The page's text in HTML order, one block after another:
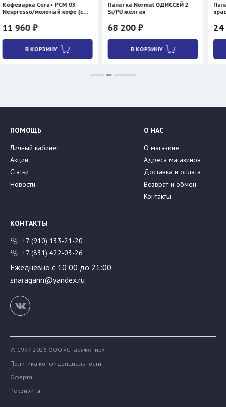
PCM 03
кофе (с
Палатка Normal ОДИССЕЙ 2
Si/PU желтая
Палатка BTrace
28
ПОМОЩЬ
Личный кабинет
Акции
Статьи
Новости
О НАС
О магазине
Адреса магазинов
Доставка и оплата
Возврат и обмен
Контакты
КОНТАКТЫ
+7 (910) 133-21-20
+7 (831) 422-03-26
Ежедневно с 10:00 до 21:00
snaragann@yandex.ru
© 1997-2026 ООО «Снаряжение»
Политика конфиденциальности
Оферта
Реквизиты